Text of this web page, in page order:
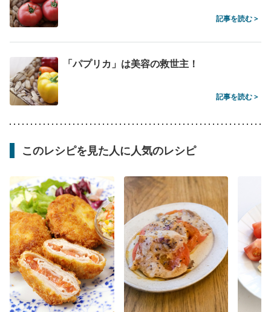
記事を読む >
「パプリカ」は美容の救世主！
記事を読む >
このレシピを見た人に人気のレシピ